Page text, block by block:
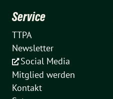
Service
TTPA
Newsletter
Social Media
Mitglied werden
Kontakt